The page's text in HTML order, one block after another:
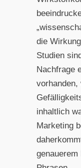
die
Studien
Nachfrage
inhaltlich
Marketing
genauerem